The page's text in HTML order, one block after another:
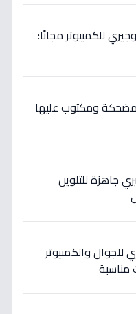
للكمبيوتر مجانًا:
ومكتوب عليها
جاهزة للتلوين
للجوال والكمبيوتر
مناسبة